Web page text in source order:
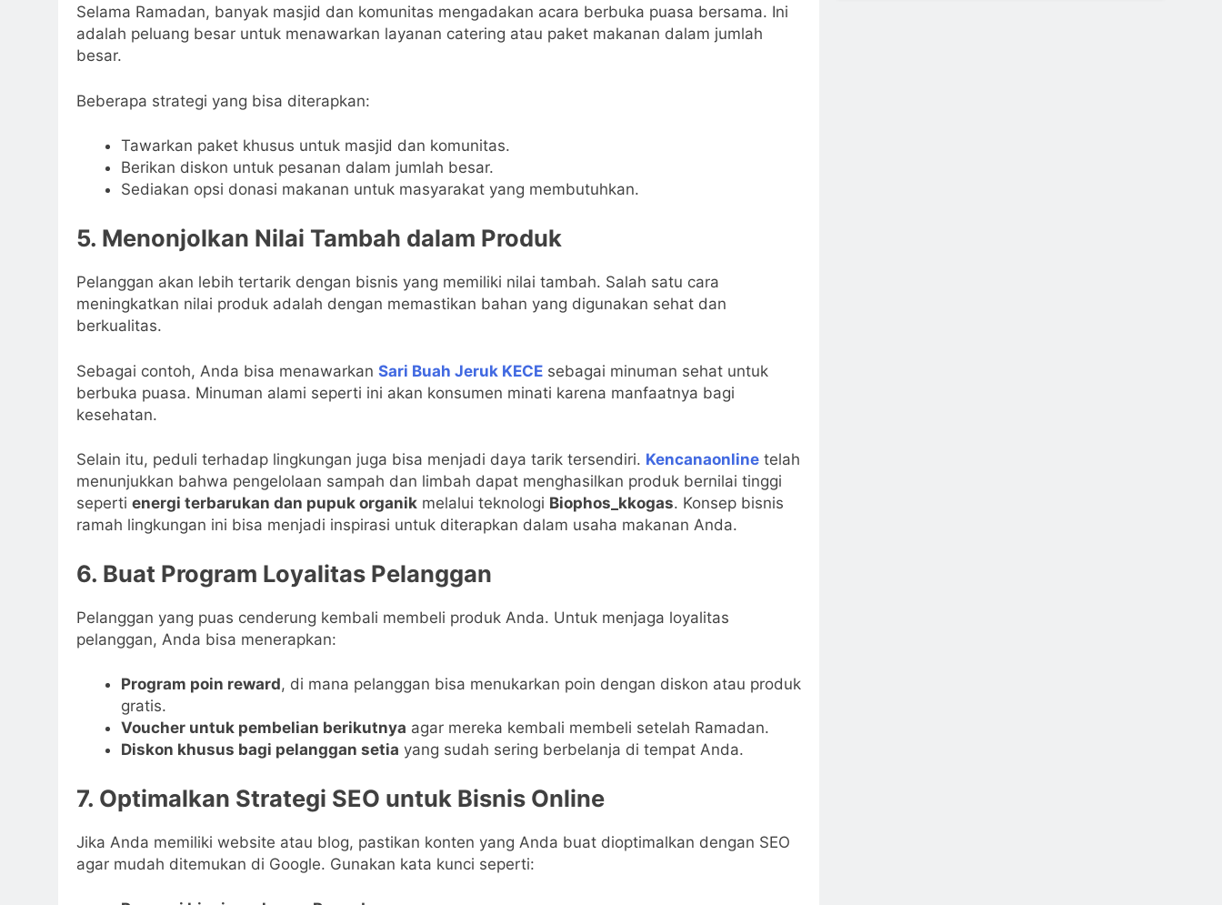
Selama Ramadan, banyak masjid dan komunitas mengadakan acara berbuka puasa bersama. Ini
adalah peluang besar untuk menawarkan layanan catering atau paket makanan dalam jumlah
besar.
Beberapa strategi yang bisa diterapkan:
Tawarkan paket khusus untuk masjid dan komunitas.
Berikan diskon untuk pesanan dalam jumlah besar.
Sediakan opsi donasi makanan untuk masyarakat yang membutuhkan.
5. Menonjolkan Nilai Tambah dalam Produk
Pelanggan akan lebih tertarik dengan bisnis yang memiliki nilai tambah. Salah satu cara
meningkatkan nilai produk adalah dengan memastikan bahan yang digunakan sehat dan
berkualitas.
Sebagai contoh, Anda bisa menawarkan Sari Buah Jeruk KECE sebagai minuman sehat untuk
berbuka puasa. Minuman alami seperti ini akan konsumen minati karena manfaatnya bagi
kesehatan.
Selain itu, peduli terhadap lingkungan juga bisa menjadi daya tarik tersendiri. Kencanaonline telah
menunjukkan bahwa pengelolaan sampah dan limbah dapat menghasilkan produk bernilai tinggi
seperti energi terbarukan dan pupuk organik melalui teknologi Biophos_kkogas. Konsep bisnis
ramah lingkungan ini bisa menjadi inspirasi untuk diterapkan dalam usaha makanan Anda.
6. Buat Program Loyalitas Pelanggan
Pelanggan yang puas cenderung kembali membeli produk Anda. Untuk menjaga loyalitas
pelanggan, Anda bisa menerapkan:
Program poin reward, di mana pelanggan bisa menukarkan poin dengan diskon atau produk
gratis.
Voucher untuk pembelian berikutnya agar mereka kembali membeli setelah Ramadan.
Diskon khusus bagi pelanggan setia yang sudah sering berbelanja di tempat Anda.
7. Optimalkan Strategi SEO untuk Bisnis Online
Jika Anda memiliki website atau blog, pastikan konten yang Anda buat dioptimalkan dengan SEO
agar mudah ditemukan di Google. Gunakan kata kunci seperti: